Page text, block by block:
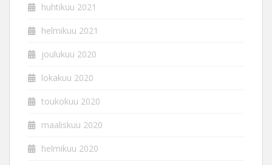
huhtikuu 2021
helmikuu 2021
joulukuu 2020
lokakuu 2020
toukokuu 2020
maaliskuu 2020
helmikuu 2020